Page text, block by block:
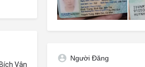
Vân
Người Đăng